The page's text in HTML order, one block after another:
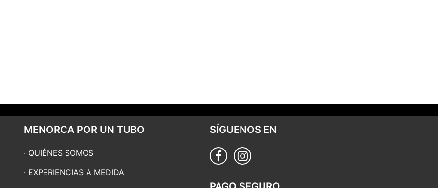
MENORCA POR UN TUBO
QUIÉNES SOMOS
EXPERIENCIAS A MEDIDA
SÍGUENOS EN